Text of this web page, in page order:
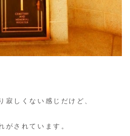
寂しくない感じだけど、
がされています。